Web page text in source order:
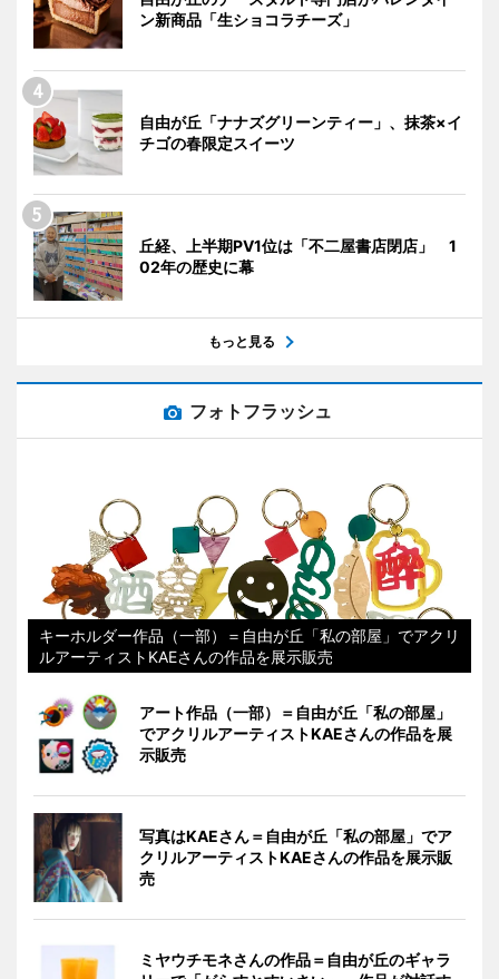
ン新商品「生ショコラチーズ」
自由が丘「ナナズグリーンティー」、抹茶×イ
チゴの春限定スイーツ
丘経、上半期PV1位は「不二屋書店閉店」 1
02年の歴史に幕
もっと見る
フォトフラッシュ
キーホルダー作品（一部）＝自由が丘「私の部屋」でアクリ
ルアーティストKAEさんの作品を展示販売
アート作品（一部）＝自由が丘「私の部屋」
でアクリルアーティストKAEさんの作品を展
示販売
写真はKAEさん＝自由が丘「私の部屋」でア
クリルアーティストKAEさんの作品を展示販
売
ミヤウチモネさんの作品＝自由が丘のギャラ